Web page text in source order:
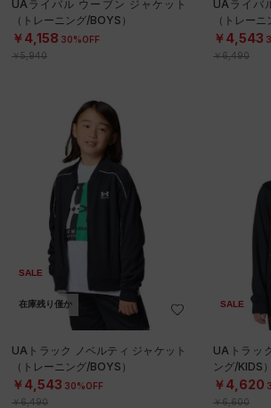
UAライバル ウーブン ジャケット
（トレーニング/BOYS）
￥4,158 30%OFF
￥5,940
UAライバ
（トレー
￥4,543
￥6,490
SALE
在庫残り僅か
UAトラック ノベルティ ジャケット
（トレーニング/BOYS）
￥4,543 30%OFF
￥6,490
SALE
UAトラッ
ング/KIDS）
￥4,620
￥6,600